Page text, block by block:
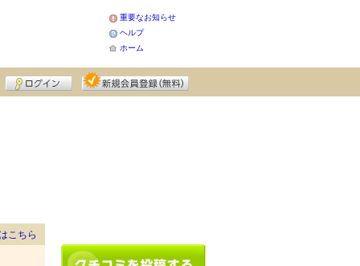
重要なお知らせ
ヘルプ
ホーム
こちら